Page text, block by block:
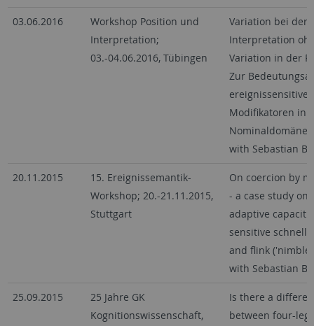
03.06.2016
Workshop Position und
Interpretation;
03.-04.06.2016, Tübingen
Variation bei der
Interpretation
Variation in der
Zur
ereignissensitiver
Modifikatoren in
Nominaldomäne
with Sebastian
20.11.2015
15. Ereignissemantik-
Workshop; 20.-21.11.2015,
Stuttgart
On coercion by
- a case study on
adaptive
sensitive schnell
and flink
with Sebastian
25.09.2015
25 Jahre GK
Kognitionswissenschaft,
Is there a
between four-